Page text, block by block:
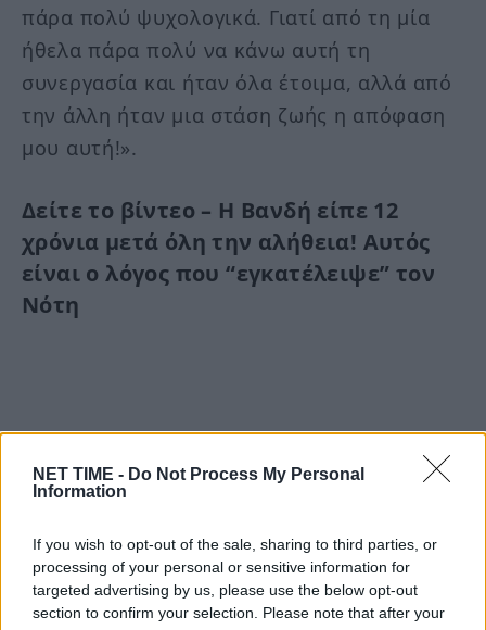
NET TIME - Do Not Process My Personal
Information
If you wish to opt-out of the sale, sharing to third parties, or
processing of your personal or sensitive information for
targeted advertising by us, please use the below opt-out
section to confirm your selection. Please note that after your
πάρα πολύ ψυχολογικά. Γιατί από τη μία
ήθελα πάρα πολύ να κάνω αυτή τη
συνεργασία και ήταν όλα έτοιμα, αλλά από
την άλλη ήταν μια στάση ζωής η απόφαση
μου αυτή!».
Δείτε το βίντεο – Η Βανδή είπε 12
χρόνια μετά όλη την αλήθεια! Αυτός
είναι ο λόγος που “εγκατέλειψε” τον
Νότη
Διάφορα
εγκατέλειψε είπε λόγος
μετά
Νότη
όλη που Σφακιανάκης: την
τον
χρονιά